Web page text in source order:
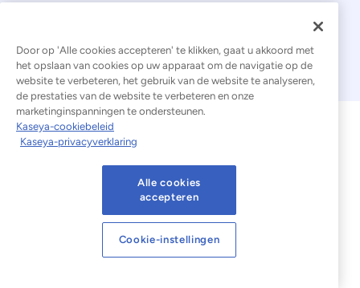
Cookies Settings
Kennisgeving inzake cookies
Door op 'Alle cookies accepteren' te klikken, gaat u akkoord met
het opslaan van cookies op uw apparaat om de navigatie op de
website te verbeteren, het gebruik van de website te analyseren,
de prestaties van de website te verbeteren en onze
marketinginspanningen te ondersteunen.
Kaseya-cookiebeleid
Kaseya-privacyverklaring
Alle cookies
accepteren
Cookie-instellingen